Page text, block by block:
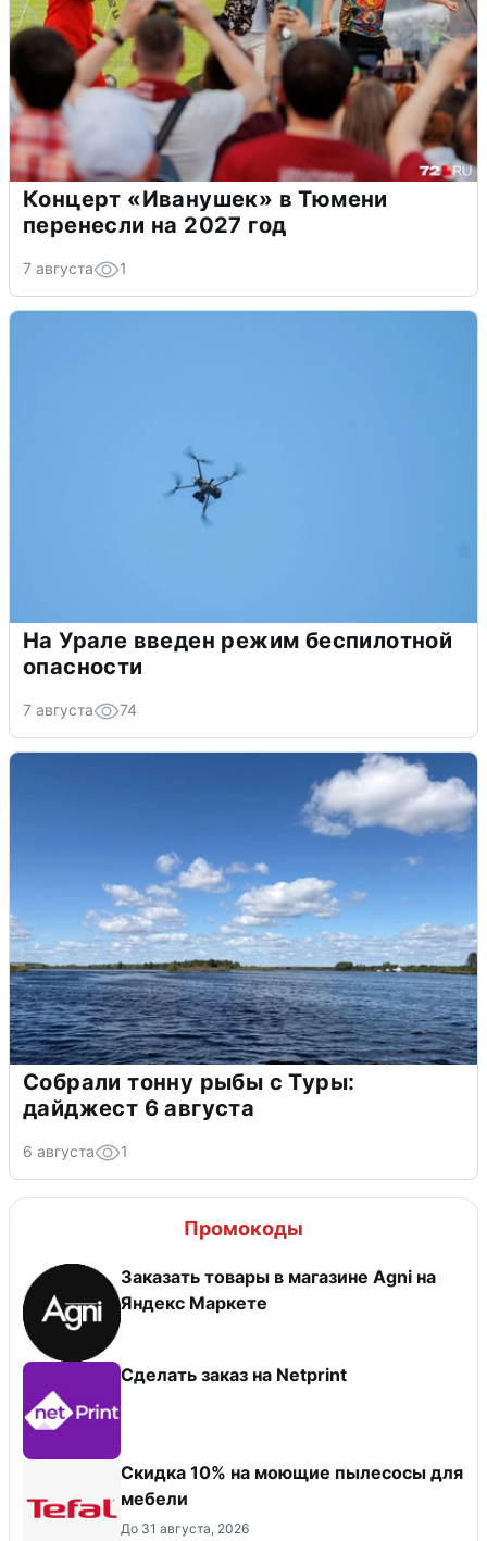
Концерт «Иванушек» в Тюмени
перенесли на 2027 год
7 августа 1
На Урале введен режим беспилотной
опасности
7 августа 74
Собрали тонну рыбы с Туры:
дайджест 6 августа
6 августа 1
Промокоды
Заказать товары в магазине Agni на
Яндекс Маркете
Сделать заказ на Netprint
Скидка 10% на моющие пылесосы для
мебели
До 31 августа, 2026